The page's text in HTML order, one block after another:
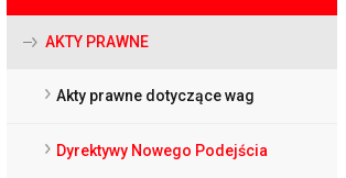
AKTY PRAWNE
Akty prawne dotyczące wag
Dyrektywy Nowego Podejścia